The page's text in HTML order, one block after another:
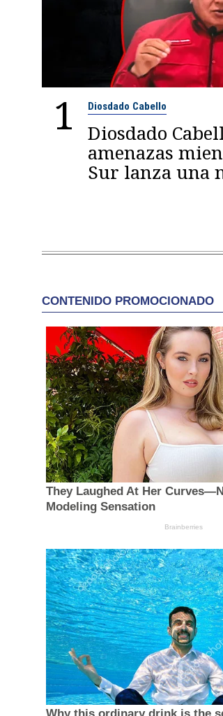
1 Diosdado Cabello
Diosdado
amenazas
Sur lanza una